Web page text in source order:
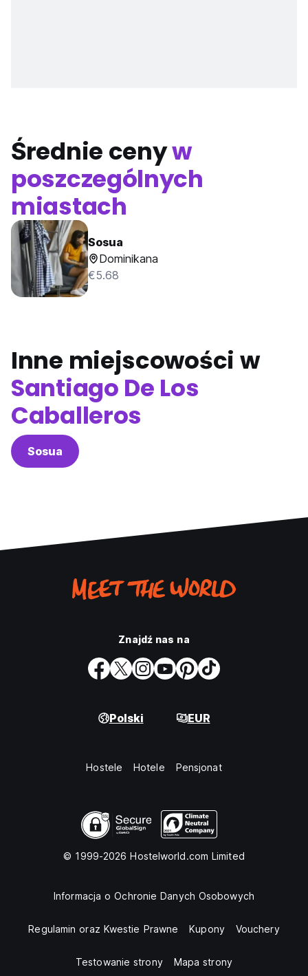
Średnie cenyw
poszczególnych
miastach
Sosua
Dominikana
€5.68
Inne miejscowości w
Santiago De Los
Caballeros
Sosua
Znajdź nas na
Polski EUR
Hostele Hotele Pensjonat
© 1999-2026 Hostelworld.com Limited
Informacja o Ochronie Danych Osobowych
Regulamin oraz Kwestie Prawne Kupony Vouchery
Testowanie strony Mapa strony